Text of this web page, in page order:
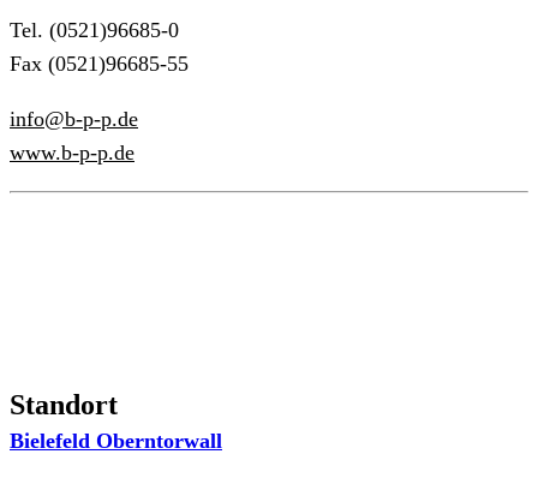
Tel. (0521)96685-0
Fax (0521)96685-55
info@b-p-p.de
www.b-p-p.de
Standort
Bielefeld Oberntorwall